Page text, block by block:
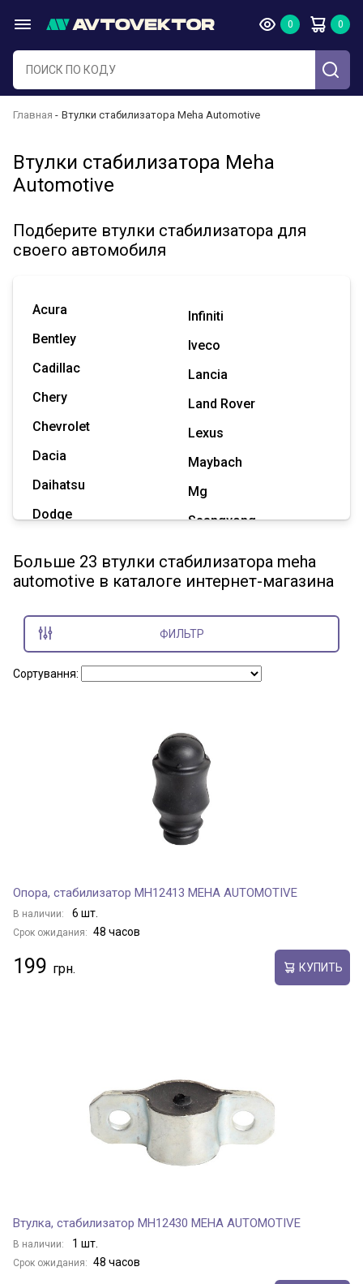
Главная Втулки стабилизатора Meha Automotive
Втулки стабилизатора Meha
Automotive
Подберите втулки стабилизатора для
своего автомобиля
Acura
Bentley
Cadillac
Chery
Chevrolet
Dacia
Daihatsu
Dodge
Great Wall
Hummer
Infiniti
Iveco
Lancia
Land Rover
Lexus
Maybach
Mg
Ssangyong
Tesla
Показать все марки
Больше 23 втулки стабилизатора meha
automotive в каталоге интернет-магазина
ФИЛЬТР
Сортування:
Опора, стабилизатор MH12413 MEHA AUTOMOTIVE
В наличии: 6 шт.
Срок ожидания: 48 часов
199 КУПИТЬ
Втулка, стабилизатор MH12430 MEHA AUTOMOTIVE
В наличии: 1 шт.
Срок ожидания: 48 часов